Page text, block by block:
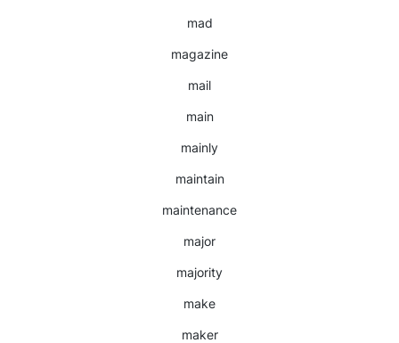
mad
magazine
mail
main
mainly
maintain
maintenance
major
majority
make
maker